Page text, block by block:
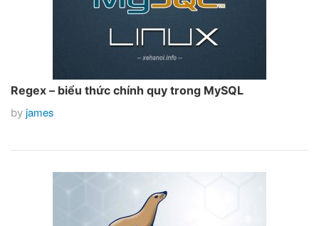
Regex – biểu thức chính quy trong MySQL
by james